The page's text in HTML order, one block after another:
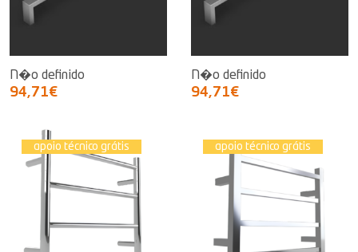
N�o definido
94,71€
N�o definido
94,71€
apoio técnico grátis apoio técnico grátis